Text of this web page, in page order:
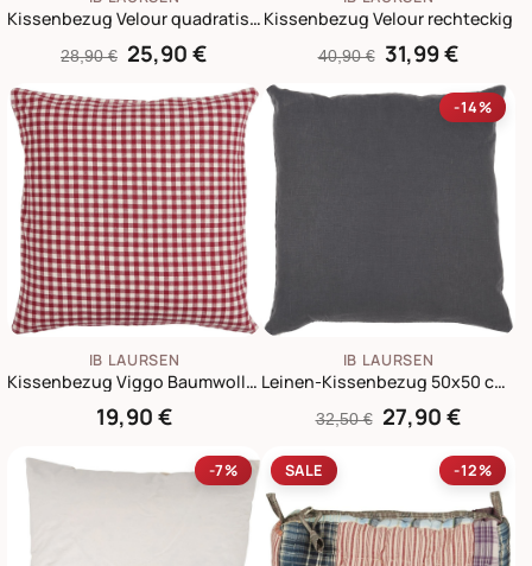
Kissenbezug Velour quadratisch
28,90 € 25,90 €
Kissenbezug Velour rechteckig
40,90 € 31,99 €
IB LAURSEN
Kissenbezug Viggo Baumwolle kariert
19,90 €
-14%
IB LAURSEN
Leinen-Kissenbezug 50x50 cm einfarbig
32,50 € 27,90 €
-7% SALE -12%